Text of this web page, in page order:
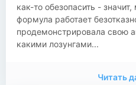
как-то обезопасить -
формула работает
продемонстрировала свою
какими лозунгами...
Читать